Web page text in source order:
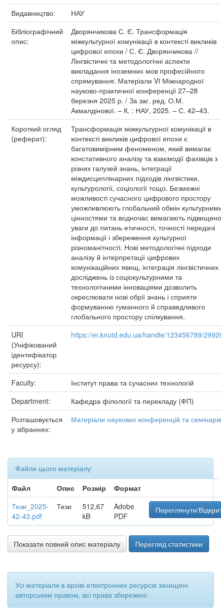
Видавництво:
НАУ
Бібліографічний
опис:
Дворянчикова С. Є. Трансформація
міжкультурної комунікації в контексті викликів
цифрової епохи / С. Є. Дворянчикова //
Лінгвістичні та методологічні аспекти
викладання іноземних мов професійного
спрямування: Матеріали VІ Міжнародної
науково-практичної конференції 27–28
березня 2025 р. / За заг. ред. О.М.
Акмалдінової. – К. : НАУ, 2025. – С. 42–43.
Короткий огляд
(реферат):
Трансформація міжкультурної комунікації в
контексті викликів цифрової епохи є
багатовимірним феноменом, який вимагає
констативного аналізу та взаємодії фахівців з
різних галузей знань, інтеграції
міждисциплінарних підходів лінгвістики,
культурології, соціології тощо. Безмежні
можливості сучасного цифрового простору
уможливлюють глобальний обмін
цінностями та водночас вимагають
уваги до питань етичності, точності передачі
інформації і збереження культурної
різноманітності. Нові методологічні підходи
аналізу й інтерпретації цифрових
комунікаційних явищ, інтеграція лінгвістичних
досліджень із соціокультурними та
технологічними інноваціями дозволить
окреслювати нові обрії знань і сприяти
формуванню гуманного й справедливого
глобального простору спілкування.
URI
(Уніфікований
ідентифікатор
ресурсу):
https://er.knutd.edu.ua/handle/123456789/
Faculty:
Інститут права та сучасних технологій
Department:
Кафедра філології та перекладу (ФП)
Розташовується
у зібраннях:
Матеріали наукових конференцій та семінарів
Файли цього матеріалу:
Файл
Опис Розмір
Формат
Тези_2025-
42-43.pdf
Тези
512,67
kB
Adobe
PDF
Переглянути/
Показати повний опис матеріалу Перегляд статистики
Усі матеріали в архіві електронних ресурсів захищені
авторським правом, всі права збережені.